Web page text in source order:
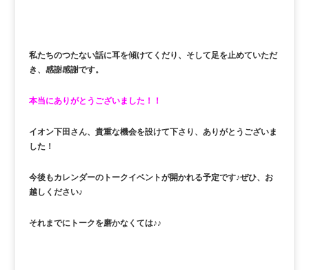
私たちのつたない話に耳を傾けてくだり、そして足を止めていただ
き、感謝感謝です。
本当にありがとうございました！！
イオン下田さん、貴重な機会を設けて下さり、ありがとうございま
した！
今後もカレンダーのトークイベントが開かれる予定です♪ぜひ、お
越しください♪
それまでにトークを磨かなくては♪♪